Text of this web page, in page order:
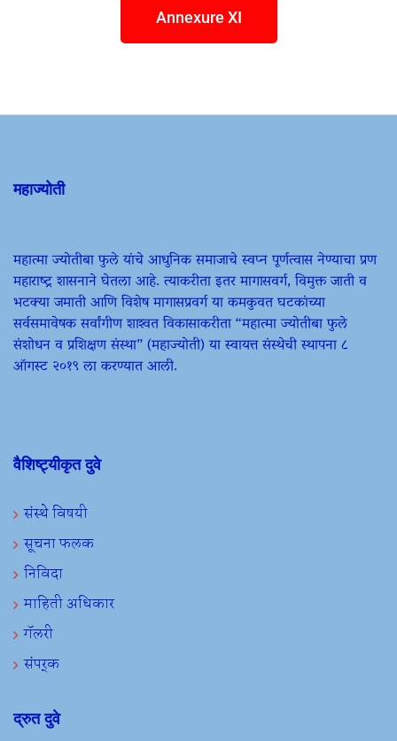
Annexure XI
महाज्योती
महात्मा ज्योतीबा फुले यांचे आधुनिक समाजाचे स्वप्न पूर्णत्वास नेण्याचा प्रण
महाराष्ट्र शासनाने घेतला आहे. त्याकरीता इतर मागासवर्ग, विमुक्त जाती व
भटक्या जमाती आणि विशेष मागासप्रवर्ग या कमकुवत घटकांच्या
सर्वसमावेषक सर्वांगीण शाश्वत विकासाकरीता “महात्मा ज्योतीबा फुले
संशोधन व प्रशिक्षण संस्था” (महाज्योती) या स्वायत्त संस्थेची स्थापना ८
ऑगस्ट २०१९ ला करण्यात आली.
वैशिष्ट्यीकृत दुवे
संस्थे विषयी
सूचना फलक
निविदा
माहिती अधिकार
गॅलरी
संपर्क
द्रुत दुवे